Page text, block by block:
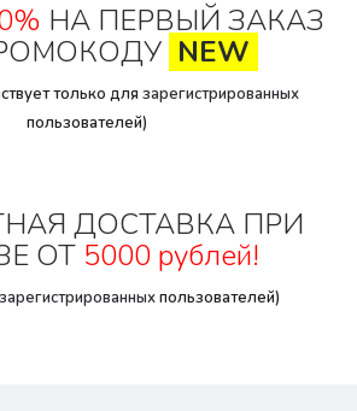
НА ПЕРВЫЙ ЗАКАЗ
NEW
только для зарегистрированных
пользователей)
ДОСТАВКА ПРИ
ОТ 5000 рублей!
зарегистрированныхпользователей)